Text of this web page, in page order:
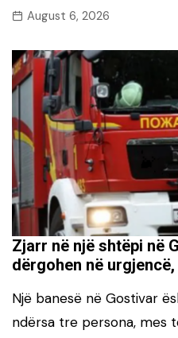
August 6, 2026
Zjarr në një shtëpi në
dërgohen në
Një banesë në Gostivar
ndërsa tre persona, mes